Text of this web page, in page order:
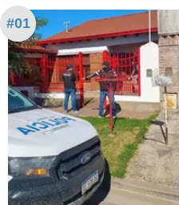
#01